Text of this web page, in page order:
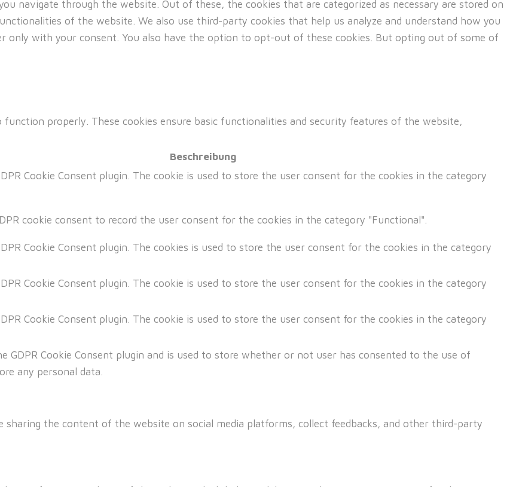
navigate through the website. Out of these, the cookies that are categorized as necessary are stored on
of the website. We also use third-party cookies that help us analyze and understand how you
only with your consent. You also have the option to opt-out of these cookies. But opting out of some of
properly. These cookies ensure basic functionalities and security features of the website,
Beschreibung
Cookie Consent plugin. The cookie is used to store the user consent for the cookies in the category
cookie consent to record the user consent for the cookies in the category "Functional".
Cookie Consent plugin. The cookies is used to store the user consent for the cookies in the category
Cookie Consent plugin. The cookie is used to store the user consent for the cookies in the category
Cookie Consent plugin. The cookie is used to store the user consent for the cookies in the category
GDPR Cookie Consent plugin and is used to store whether or not user has consented to the use of
any personal data.
the content of the website on social media platforms, collect feedbacks, and other third-party